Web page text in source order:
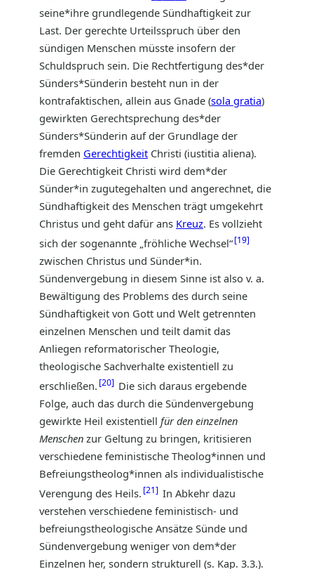
seine*ihre grundlegende Sündhaftigkeit zur
Last. Der gerechte Urteilsspruch über den
sündigen Menschen müsste insofern der
Schuldspruch sein. Die Rechtfertigung des*der
Sünders*Sünderin besteht nun in der
kontrafaktischen, allein aus Gnade (sola gratia)
gewirkten Gerechtsprechung des*der
Sünders*Sünderin auf der Grundlage der
fremden Gerechtigkeit Christi (iustitia aliena).
Die Gerechtigkeit Christi wird dem*der
Sünder*in zugutegehalten und angerechnet, die
Sündhaftigkeit des Menschen trägt umgekehrt
Christus und geht dafür ans Kreuz. Es vollzieht
sich der sogenannte „fröhliche Wechsel“ 19
zwischen Christus und Sünder*in.
Sündenvergebung in diesem Sinne ist also v. a.
Bewältigung des Problems des durch seine
Sündhaftigkeit von Gott und Welt getrennten
einzelnen Menschen und teilt damit das
Anliegen reformatorischer Theologie,
theologische Sachverhalte existentiell zu
erschließen. 20
Die sich daraus ergebende
Folge, auch das durch die Sündenvergebung
gewirkte Heil existentiell für den einzelnen
Menschen zur Geltung zu bringen, kritisieren
verschiedene feministische Theolog*innen und
Befreiungstheolog*innen als individualistische
Verengung des Heils. 21
In Abkehr dazu
verstehen verschiedene feministisch- und
befreiungstheologische Ansätze Sünde und
Sündenvergebung weniger von dem*der
Einzelnen her, sondern strukturell (s. Kap. 3.3.).